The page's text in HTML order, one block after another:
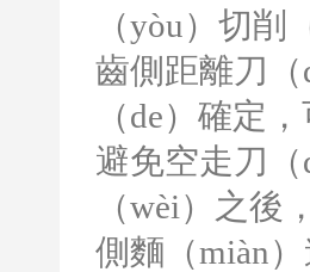
（yòu）切
齒側距離刀
（de）確定
避免空走刀
（wèi）之後
側麵（miàn